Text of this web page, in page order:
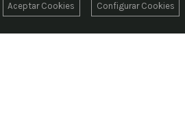
Aceptar Cookies Configurar Cookies